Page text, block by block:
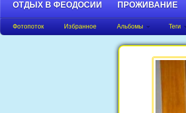
ОТДЫХ В ФЕОДОСИИ ПРОЖИВАНИЕ
Фотопоток Избранное Альбомы Теги